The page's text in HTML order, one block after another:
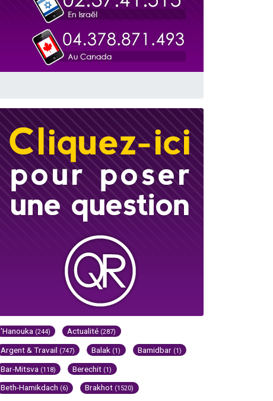
'Hanouka (244) Actualité (287)
Argent & Travail (747) Balak (1) Bamidbar (1)
Bar-Mitsva (118) Berechit (1)
Beth-Hamikdach (6) Brakhot (1520)